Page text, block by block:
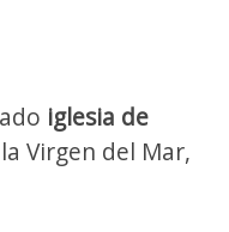
iglesia de
Virgen del Mar,